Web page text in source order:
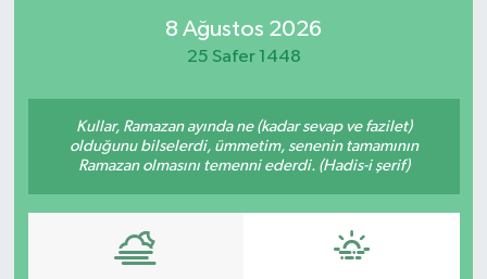
8 Ağustos 2026
25 Safer 1448
Kullar, Ramazan ayında ne (kadar sevap ve fazilet)
olduğunu bilselerdi, ümmetim, senenin tamamının
Ramazan olmasını temenni ederdi. (Hadis-i şerif)